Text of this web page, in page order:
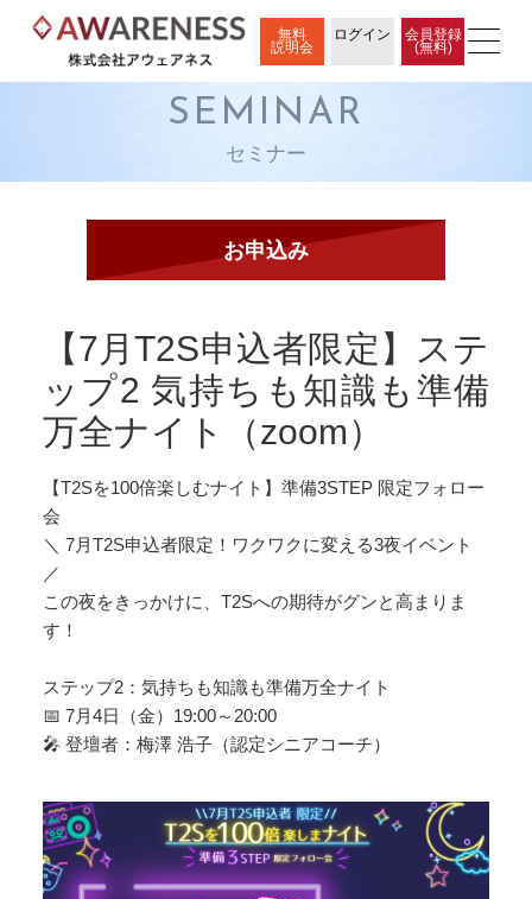
無料
説明会
ログイン
会員登録
(無料)
SEMINAR
セミナー
【7月T2S申込者限定】ステ
ップ2 気持ちも知識も準備
万全ナイト（zoom）
【T2Sを100倍楽しむナイト】準備3STEP 限定フォロー
会
＼ 7月T2S申込者限定！ワクワクに変える3夜イベント
／
この夜をきっかけに、T2Sへの期待がグンと高まりま
す！
ステップ2：気持ちも知識も準備万全ナイト
📅 7月4日（金）19:00～20:00
🎤 登壇者：梅澤 浩子（認定シニアコーチ）